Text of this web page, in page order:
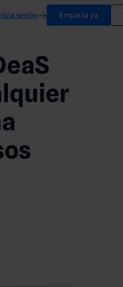
sesión Empieza ya